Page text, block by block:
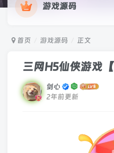
游戏源码
首页 游戏源码 正文
三网H5仙侠游戏
剑心
2年前更新